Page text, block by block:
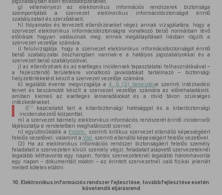
g) véleményezi az elektronikus információs rendszerek biztonsága
szempontjából a szervezet elektronikus információbiztonságot érintő
szabályzatait és szerződéseit,
h) folyamatos és tervezett ellenőrzéseket végez annak vizsgálatára, hogy a
szervezet elektronikus információbiztonságra vonatkozó belső normáiban lévő
előírások hogyan valósulnak meg, ennek megállapításait írásban rögzíti a
szervezet vezetője számára,
i) felülvizsgálja, hogy a szervezet elektronikus információbiztonságot érintő
belső szabályzatai összhangban vannak-e a hatályos jogszabályokkal és a
szervezet belső szabályozóival,
j) az ellenőrzések és az esetleges incidensek tapasztalatai felhasználásával –
a fejlesztendő területekre vonatkozó javaslatokat tartalmazó – biztonsági
helyzetértékelést készít a szervezet vezetője számára,
k) legalább évente megvizsgálja a 4. § (2) bekezdése szerinti intézkedési
tervet és beszámolót készít a szervezet vezetője számára az előrehaladásról,
amiben kiemeli az esetleges lemaradásokat és a rövid távon szükséges
intézkedéseket,
l) 12
kapcsolatot tart a kiberbiztonsági hatósággal és a kiberbiztonsági
incidenskezelő központtal,
m) a szervezet bármely elektronikus információs rendszerét érintő incidensről
tájékoztatja e rendeletben meghatározott szervet,
n) együttműködik a Kszetv.
szerinti kritikus szervezet ellenálló képességéért
felelős vezetővel, valamint a Vbö. szerinti ellenálló képességért felelős vezetővel.
(3) Ha az elektronikus információs rendszer biztonságáért felelős személy
feladatait a szervezeten kívüli személy végzi, feladatait alapvető szervezeteknél
legalább kéthavonta egy napon, fontos szervezeteknél legalább háromhavonta
egy napon – dokumentált módon – az érintett szervezetnél való fizikai jelenlét
mellett köteles ellátni.
10. Elektronikus információs rendszer fejlesztése, továbbfejlesztése esetén
követendő eljárásrend